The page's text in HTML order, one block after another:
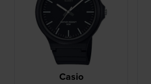
Casio